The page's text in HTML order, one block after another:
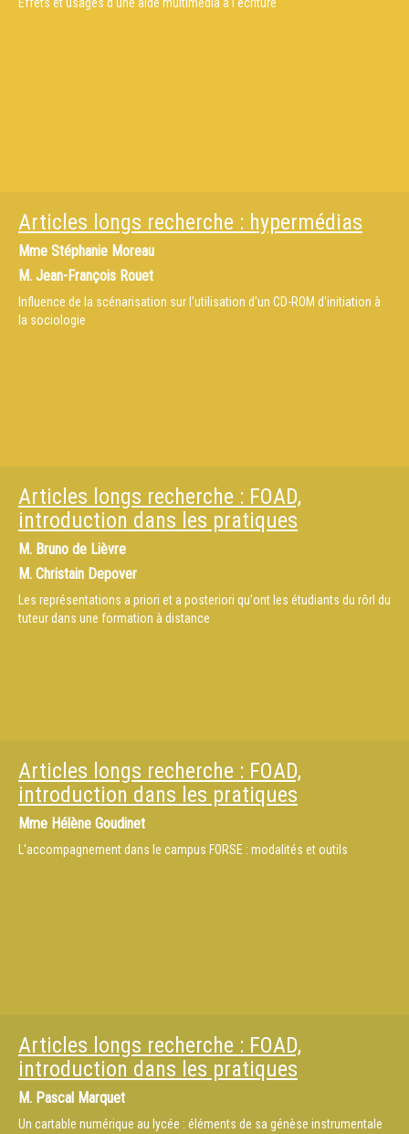
Articles longs recherche : hypermédias
Mme Stéphanie Moreau
M. Jean-François Rouet
Influence de la scénarisation sur l'utilisation d'un CD-ROM d'initiation à
la sociologie
Articles longs recherche : FOAD,
introduction dans les pratiques
M. Bruno de Lièvre
M. Christain Depover
Les représentations a priori et a posteriori qu'ont les étudiants du rôrl du
tuteur dans une formation à distance
Articles longs recherche : FOAD,
introduction dans les pratiques
Mme Hélène Goudinet
L'accompagnement dans le campus FORSE : modalités et outils
Articles longs recherche : FOAD,
introduction dans les pratiques
M. Pascal Marquet
Un cartable numérique au lycée : éléments de sa génèse instrumentale